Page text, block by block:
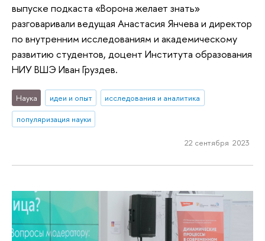
выпуске подкаста «Ворона желает знать»
разговаривали ведущая Анастасия Янчева и директор
по внутренним исследованиям и академическому
развитию студентов, доцент Института образования
НИУ ВШЭ Иван Груздев.
Наука идеи и опыт
исследования и аналитика
популяризация науки
22 сентября 2023